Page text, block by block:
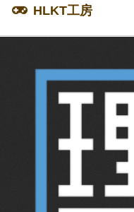
HLKT工房